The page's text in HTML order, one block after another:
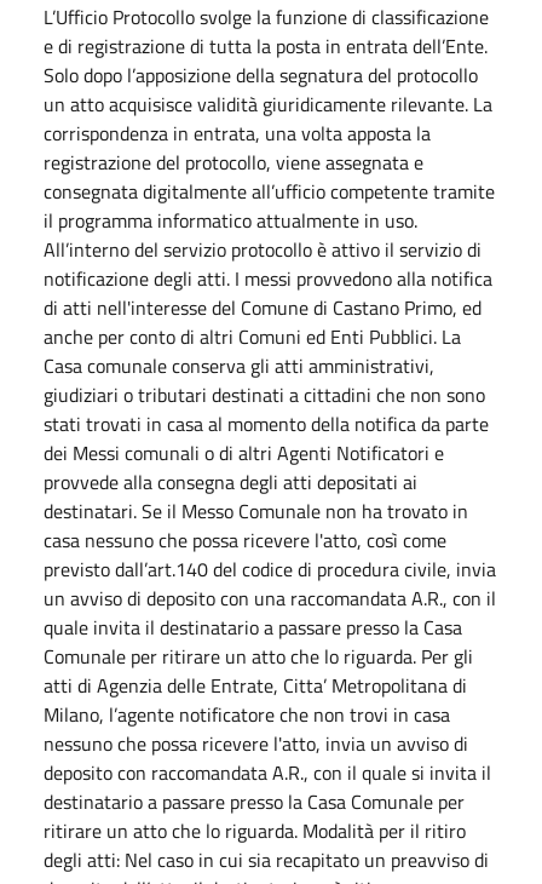
L’Ufficio Protocollo svolge la funzione di classificazione
e di registrazione di tutta la posta in entrata dell’Ente.
Solo dopo l’apposizione della segnatura del protocollo
un atto acquisisce validità giuridicamente rilevante. La
corrispondenza in entrata, una volta apposta la
registrazione del protocollo, viene assegnata e
consegnata digitalmente all’ufficio competente tramite
il programma informatico attualmente in uso.
All’interno del servizio protocollo è attivo il servizio di
notificazione degli atti. I messi provvedono alla notifica
di atti nell'interesse del Comune di Castano Primo, ed
anche per conto di altri Comuni ed Enti Pubblici. La
Casa comunale conserva gli atti amministrativi,
giudiziari o tributari destinati a cittadini che non sono
stati trovati in casa al momento della notifica da parte
dei Messi comunali o di altri Agenti Notificatori e
provvede alla consegna degli atti depositati ai
destinatari. Se il Messo Comunale non ha trovato in
casa nessuno che possa ricevere l'atto, così come
previsto dall’art.140 del codice di procedura civile, invia
un avviso di deposito con una raccomandata A.R., con il
quale invita il destinatario a passare presso la Casa
Comunale per ritirare un atto che lo riguarda. Per gli
atti di Agenzia delle Entrate, Citta’ Metropolitana di
Milano, l’agente notificatore che non trovi in casa
nessuno che possa ricevere l'atto, invia un avviso di
deposito con raccomandata A.R., con il quale si invita il
destinatario a passare presso la Casa Comunale per
ritirare un atto che lo riguarda. Modalità per il ritiro
degli atti: Nel caso in cui sia recapitato un preavviso di